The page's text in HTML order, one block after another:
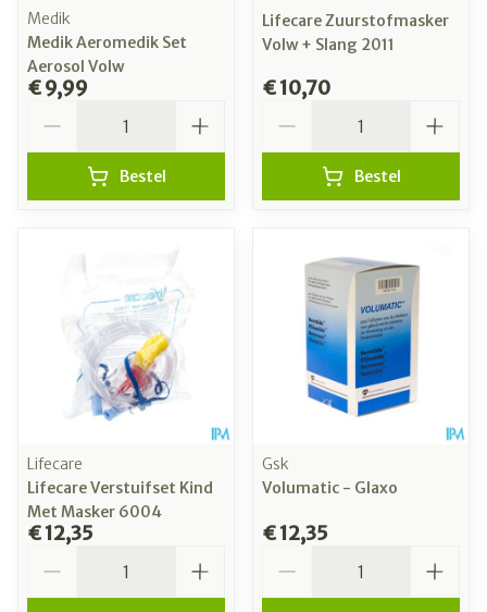
Medik
Medik Aeromedik Set
Aerosol Volw
€ 9,99
Bestel
Lifecare Zuurstofmasker
Volw + Slang 2011
€ 10,70
Bestel
Lifecare
Lifecare Verstuifset Kind
Met Masker 6004
€ 12,35
Gsk
Volumatic - Glaxo
€ 12,35